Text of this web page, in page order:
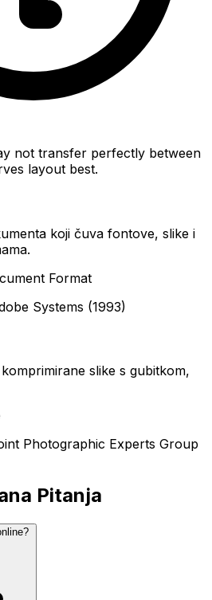
not transfer perfectly between
layout best.
koji čuva fontove, slike i
Format
Systems (1993)
slike s gubitkom,
Photographic Experts Group
Pitanja